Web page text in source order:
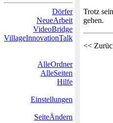
Dörfer
NeueArbeit
VideoBridge
VillageInnovationTalk
AlleOrdner
AlleSeiten
Hilfe
Einstellungen
SeiteÄndern
Trotz
gehen.
<<